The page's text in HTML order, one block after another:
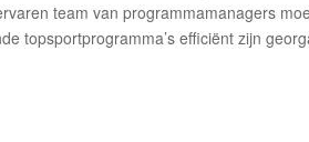
team van programmamanagers
topsportprogramma’s efficiënt zijn